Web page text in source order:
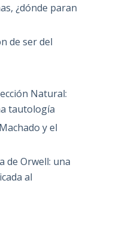
¿dónde paran
de ser del
Natural:
tautología
y el
de Orwell: una
al